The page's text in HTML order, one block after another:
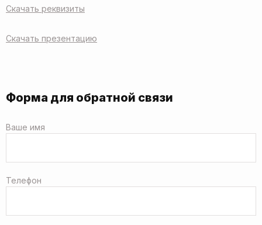
Скачать реквизиты
Скачать презентацию
Форма для обратной связи
Ваше имя
Телефон